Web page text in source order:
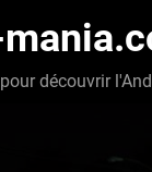
découvrir